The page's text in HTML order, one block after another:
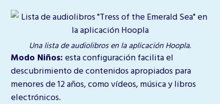
Una lista de audiolibros en la aplicación Hoopla.
Modo Niños: esta configuración facilita el
descubrimiento de contenidos apropiados para
menores de 12 años, como vídeos, música y libros
electrónicos.